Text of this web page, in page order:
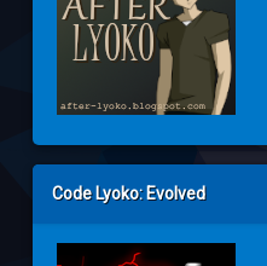
Code Lyoko: Evolved